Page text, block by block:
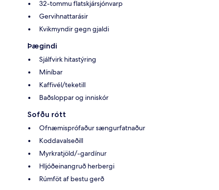
32-tommu flatskjársjónvarp
Gervihnattarásir
Kvikmyndir gegn gjaldi
Þægindi
Sjálfvirk hitastýring
Míníbar
Kaffivél/teketill
Baðsloppar og inniskór
Sofðu rótt
Ofnæmisprófaður sængurfatnaður
Koddavalseðill
Myrkratjöld/-gardínur
Hljóðeinangruð herbergi
Rúmföt af bestu gerð